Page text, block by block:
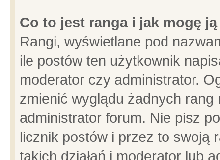
Co to jest ranga i jak mogę
Rangi, wyświetlane pod
ile postów ten użytkownik
moderator czy administrator.
zmienić wyglądu żadnych
administrator forum. Nie pisz
licznik postów i przez to swoją
takich działań i moderator lub